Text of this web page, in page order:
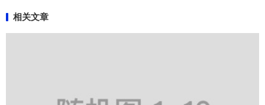
相关文章